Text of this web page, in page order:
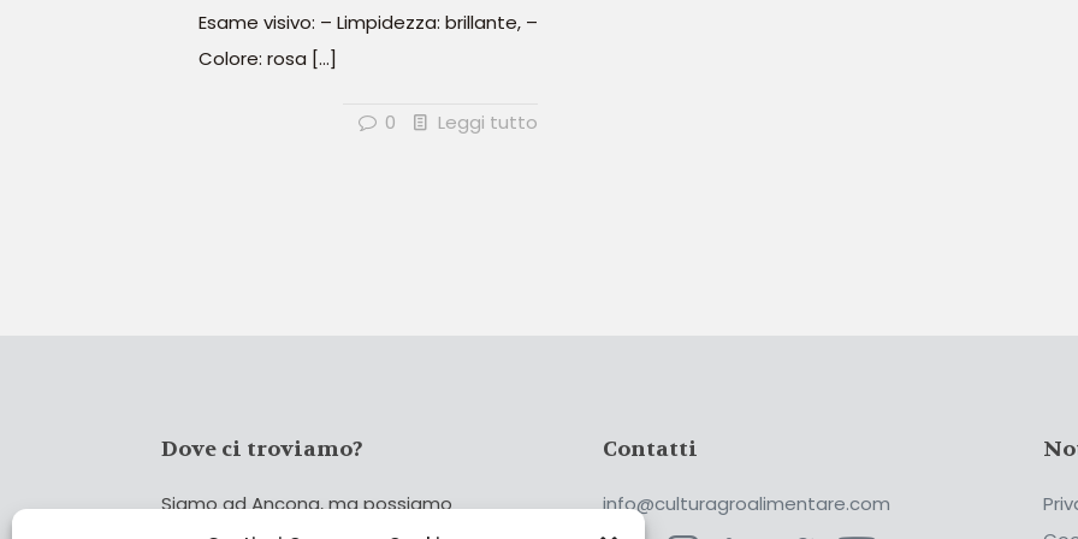
Esame visivo: – Limpidezza: brillante, –
Colore: rosa […]
0 Leggi tutto
Dove ci troviamo?
Siamo ad Ancona, ma possiamo
Contatti
info@culturagroalimentare.com